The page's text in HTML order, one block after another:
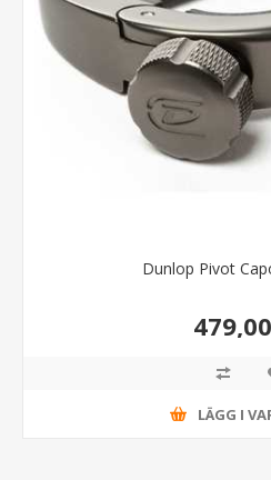
Dunlop Pivot
LÄGG I